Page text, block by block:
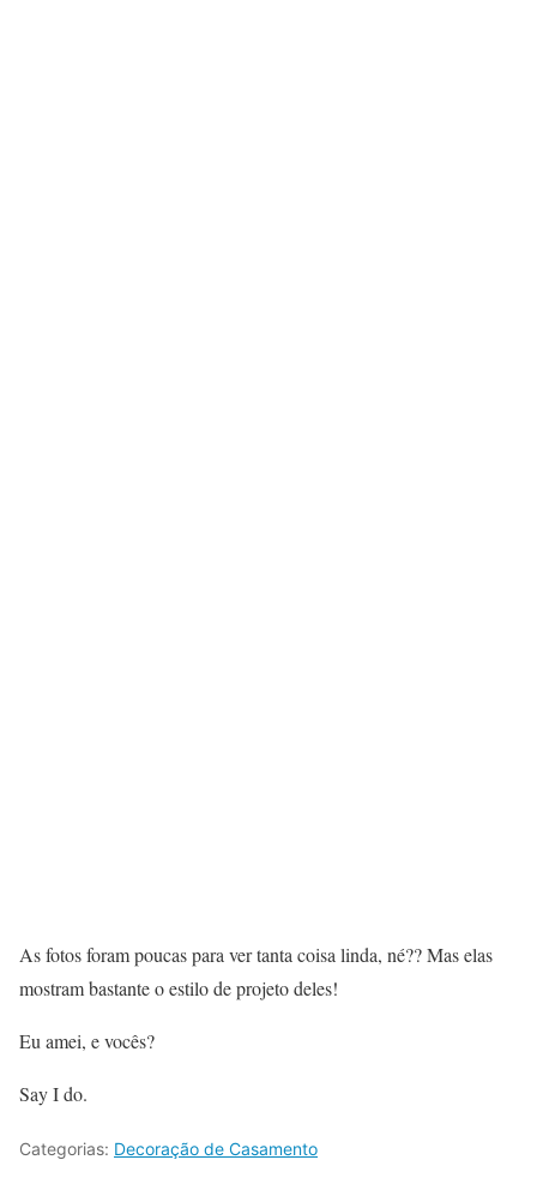
As fotos foram poucas para ver tanta coisa linda, né?? Mas elas
mostram bastante o estilo de projeto deles!
Eu amei, e vocês?
Say I do.
Categorias: Decoração de Casamento